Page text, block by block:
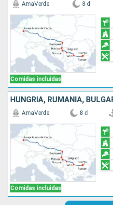
Comidas incluidas
AmaVerde 8 d
Comidas incluidas
AmaVerde 8 d